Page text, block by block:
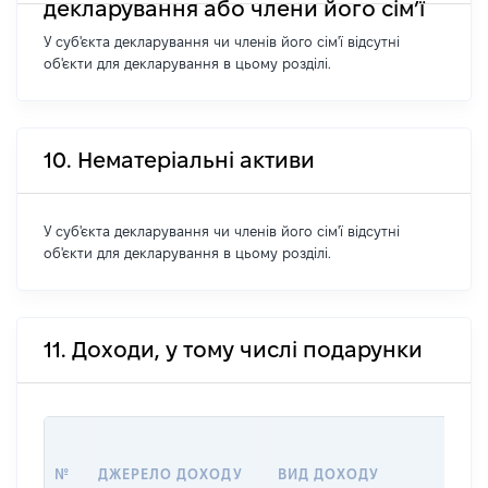
декларування або члени його сім’ї
У суб'єкта декларування чи членів його сім'ї відсутні
об'єкти для декларування в цьому розділі.
10. Нематеріальні активи
У суб'єкта декларування чи членів його сім'ї відсутні
об'єкти для декларування в цьому розділі.
11. Доходи, у тому числі подарунки
№ ДЖЕРЕЛО ДОХОДУ ВИД ДОХОДУ